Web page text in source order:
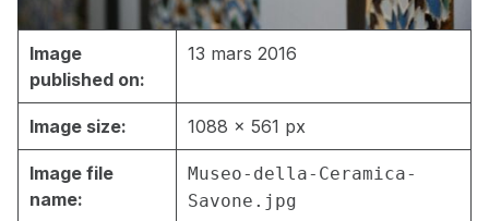
Image
published on:
13 mars 2016
Image size: 1088 × 561 px
Image file
name:
Museo-della-Ceramica-
Savone.jpg